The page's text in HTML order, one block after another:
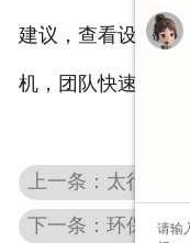
建议，查看设备实
机，团队快速响应